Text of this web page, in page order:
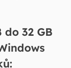
32 GB